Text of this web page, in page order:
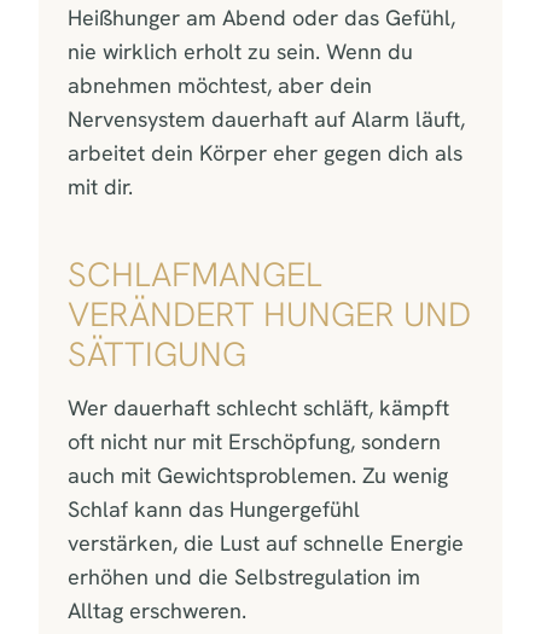
Heißhunger am Abend oder das Gefühl,
nie wirklich erholt zu sein. Wenn du
abnehmen möchtest, aber dein
Nervensystem dauerhaft auf Alarm läuft,
arbeitet dein Körper eher gegen dich als
mit dir.
SCHLAFMANGEL
VERÄNDERT HUNGER UND
SÄTTIGUNG
Wer dauerhaft schlecht schläft, kämpft
oft nicht nur mit Erschöpfung, sondern
auch mit Gewichtsproblemen. Zu wenig
Schlaf kann das Hungergefühl
verstärken, die Lust auf schnelle Energie
erhöhen und die Selbstregulation im
Alltag erschweren.